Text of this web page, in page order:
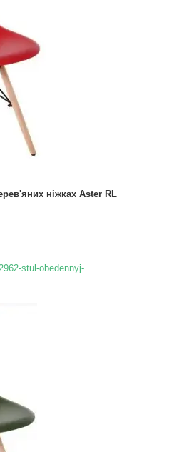
ніжках Aster RL
stul-obedennyj-